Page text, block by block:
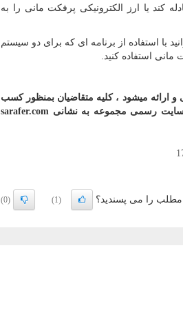
کند یا ارز الکترونیکی پرفکت مانی را به
با استفاده از برنامه ای که برای دو سیستم
استفاده کنید.
و ارائه میشود ، کلیه متقاضیان بمنظور کسب
سایت رسمی مجموعه به نشانی sarafer.com
مطلب را می پسندید؟ (1)
(0)